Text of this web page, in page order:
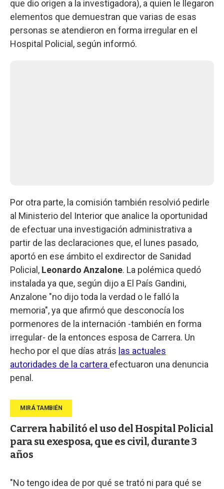
que dio origen a la investigadora), a quien le llegaron
elementos que demuestran que varias de esas
personas se atendieron en forma irregular en el
Hospital Policial, según informó.
Por otra parte, la comisión también resolvió pedirle
al Ministerio del Interior que analice la oportunidad
de efectuar una investigación administrativa a
partir de las declaraciones que, el lunes pasado,
aportó en ese ámbito el exdirector de Sanidad
Policial, Leonardo Anzalone. La polémica quedó
instalada ya que, según dijo a El País Gandini,
Anzalone "no dijo toda la verdad o le falló la
memoria", ya que afirmó que desconocía los
pormenores de la internación -también en forma
irregular- de la entonces esposa de Carrera. Un
hecho por el que días atrás las actuales
autoridades de la cartera efectuaron una denuncia
penal.
Carrera habilitó el uso del Hospital Policial
para su exesposa, que es civil, durante 3
años
"No tengo idea de por qué se trató ni para qué se